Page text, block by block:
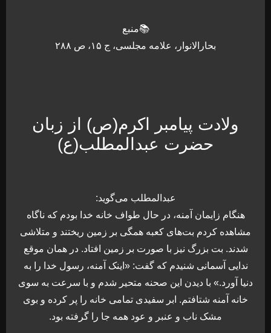
📚منبع
بحارالانوار، علامه مجلسی، ج ۱۵، ص ۲۸۸
ولادت پیامبر اکرم(ص) از زبان
حضرت عبدالمطلب(ع)
عبدالمطلب می‌گوید:
هنگام زایمان آمنه، در حال طواف خانه خدا بودم که ناگاه
مشاهده کردم بت‌های کعبه همگی بر زمین ریختند و متلاشی
شدند. بت بزرگ نیز با صورت بر زمین افتاد. در همان موقع
ندایی آسمانی شنیدم که گفت: «اینک آمنه، رسول خدا را به
دنیا آورد.» با دیدن این صحنه متحیر شدم و با سرعت به سوی
خانه آمنه شتافتم. ابر سفیدی تمامی خانه را پر کرده و بوی
مشک ناب و عنبر و عود همه جا را گرفته بود.